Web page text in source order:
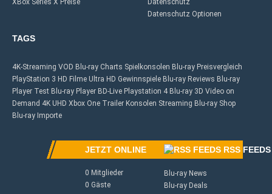
XBox Series X Preise
Datenschutz
Datenschutz Optionen
TAGS
4K-Streaming VOD Blu-ray Charts Spielkonsolen Blu-ray Preisvergleich
PlayStation 3 HD Filme Ultra HD Gewinnspiele Blu-ray Reviews Blu-ray
Player Test Blu-ray Player BD-Live Playstation 4 Blu-ray 3D Video on
Demand 4K UHD Xbox One Trailer Konsolen Streaming Blu-ray Shop
Blu-ray Importe
JETZT ONLINE
0 Mitglieder
0 Gäste
RSS FEEDS
Blu-ray News
Blu-ray Deals